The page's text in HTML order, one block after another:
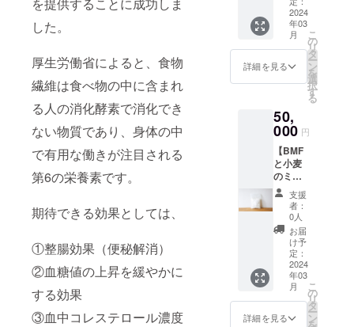
を提供することに成功しま
した。
厚生労働省によると、食物
繊維は食べ物の中に含まれ
る人の消化酵素で消化でき
ない物質であり、身体の中
で有用な働きが注目される
第6の栄養素です。
期待できる効果としては、
①整腸効果（便秘解消）
②血糖値の上昇を緩やかに
する効果
③血中コレステロール濃度
小麦粉
（小麦
（国
産））
ター、
砂糖、
チョコ
レー
ト、有
機くる
み、
アーモ
ンド
プード
ル、
BMF、
有機コ
コア、
牛乳、
岩塩
BMF入
りチョ
コクッ
キー
4個×3
袋
レー
38ml×1
本 [BMF
入り
クッ
キー] ・
保存方
法：直
射日光
と高温
多湿を
避けて
冷暗所
にて保
存して
い。 ・
けま
す。 ・
内容
量：
小麦の
ミック
サイ
ズ：約
47cm×
32cm
・保存
方法：
常温 ・
賞味期
限：6か
月（未
開封）
・原材
料：小
麦粉
（小麦
産））
といわ
れてい
る食物
繊維を
豊富に
含みま
もよい
クッ
キーを
お楽し
みくだ
さい。
竹スプ
レー
は、抗
酸性・
消臭・
リラッ
クス効
果を促
すスプ
す。
ること
ができ
ます。
青臭さ
や口に
もない
ので、
他の食
材の味
を損な
わず
に、簡
単に食
物繊維
を摂取
できま
す。 不
溶性の
ため、
様々な
食材と
組み合
砕・二
次加工
を施し
精製し
た竹の
パウ
ダーで
BMFに
は、他
食材に
比べて
豊富に
食物繊
維が含
まれて
いるた
め、少
量で1日
に必要
な食物
繊維を
摂取す
ること
ができ
2024
年03
月
詳細を見る
こ
の
リ
タ
ー
ン
を
選
択
す
る
50,
000 円
【BMF
と小麦
のミッ
クス
粉
10kg】
竹を食
べられ
るよう
に、粉
砕・二
次加工
を施し
精製し
支援
者：
0人
お届
け予
定：
2024
年03
月
詳細を見る
こ
の
リ
タ
ー
ン
を